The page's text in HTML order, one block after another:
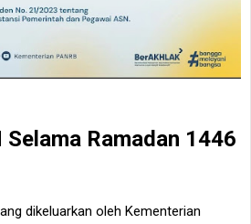
Ramadan 1446
dikeluarkan oleh Kementerian